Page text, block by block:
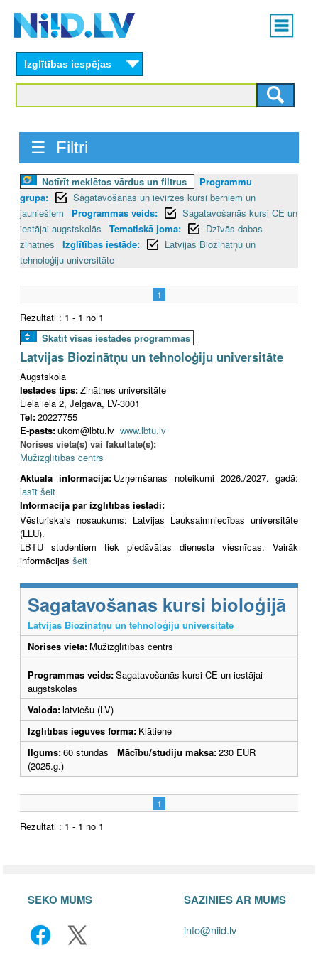
content
Main
menu
Izglītības iespējas
☰ Filtri
Notīrīt meklētos vārdus un filtrus
Programmu
grupa:
Sagatavošanās un ievirzes kursi bērniem un
jauniešiem
Programmas veids:
Sagatavošanās kursi CE un
iestājai augstskolās
Tematiskā joma:
Dzīvās dabas
zinātnes
Izglītības iestāde:
Latvijas Biozinātņu un
tehnoloģiju universitāte
1
Rezultāti : 1 - 1 no 1
Skatīt visas iestādes programmas
Latvijas Biozinātņu un tehnoloģiju universitāte
Augstskola
Iestādes tips:Zinātnes universitāte
Lielā iela 2, Jelgava, LV-3001
Tel:20227755
E-pasts:ukom@lbtu.lv www.lbtu.lv
Norises vieta(s) vai fakultāte(s):
Mūžizglītības centrs
Aktuālā informācija: Uzņemšanas noteikumi 2026./2027. gadā:
lasīt šeit
Informācija par izglītības iestādi:
Vēsturiskais nosaukums: Latvijas Lauksaimniecības universitāte
(LLU).
LBTU studentiem tiek piedāvātas dienesta viesnīcas. Vairāk
informācijas šeit
Sagatavošanas kursi bioloģijā
Latvijas Biozinātņu un tehnoloģiju universitāte
Norises vieta: Mūžizglītības centrs
Programmas veids:Sagatavošanās kursi CE un iestājai
augstskolās
Valoda:latviešu (LV)
Izglītības ieguves forma: Klātiene
Ilgums:60 stundas Mācību/studiju maksa:230 EUR
(2025.g.)
1
Rezultāti : 1 - 1 no 1
SEKO MUMS SAZINIES AR MUMS
info@niid.lv